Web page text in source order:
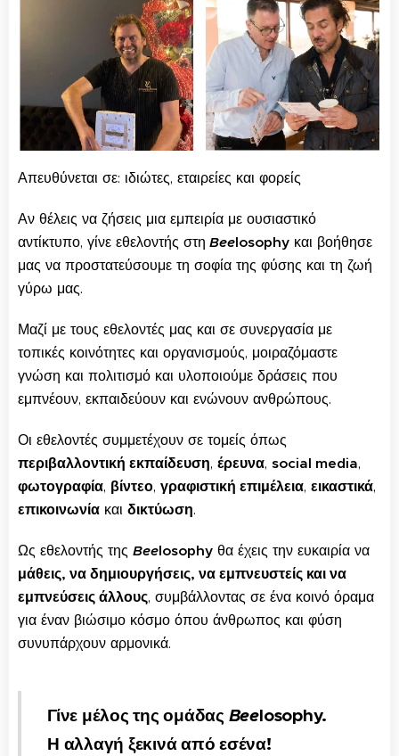
Απευθύνεται σε: ιδιώτες, εταιρείες και φορείς
Αν θέλεις να ζήσεις μια εμπειρία με ουσιαστικό
αντίκτυπο, γίνε εθελοντής στη Beelosophy και βοήθησε
μας να προστατεύσουμε τη σοφία της φύσης και τη ζωή
γύρω μας.
Μαζί με τους εθελοντές μας και σε συνεργασία με
τοπικές κοινότητες και οργανισμούς, μοιραζόμαστε
γνώση και πολιτισμό και υλοποιούμε δράσεις που
εμπνέουν, εκπαιδεύουν και ενώνουν ανθρώπους.
Οι εθελοντές συμμετέχουν σε τομείς όπως
περιβαλλοντική εκπαίδευση, έρευνα, social media,
φωτογραφία, βίντεο, γραφιστική επιμέλεια, εικαστικά,
επικοινωνία και δικτύωση.
Ως εθελοντής της Beelosophy θα έχεις την ευκαιρία να
μάθεις, να δημιουργήσεις, να εμπνευστείς και να
εμπνεύσεις άλλους, συμβάλλοντας σε ένα κοινό όραμα
για έναν βιώσιμο κόσμο όπου άνθρωπος και φύση
συνυπάρχουν αρμονικά.
Γίνε μέλος της ομάδας Beelosophy.
Η αλλαγή ξεκινά από εσένα!